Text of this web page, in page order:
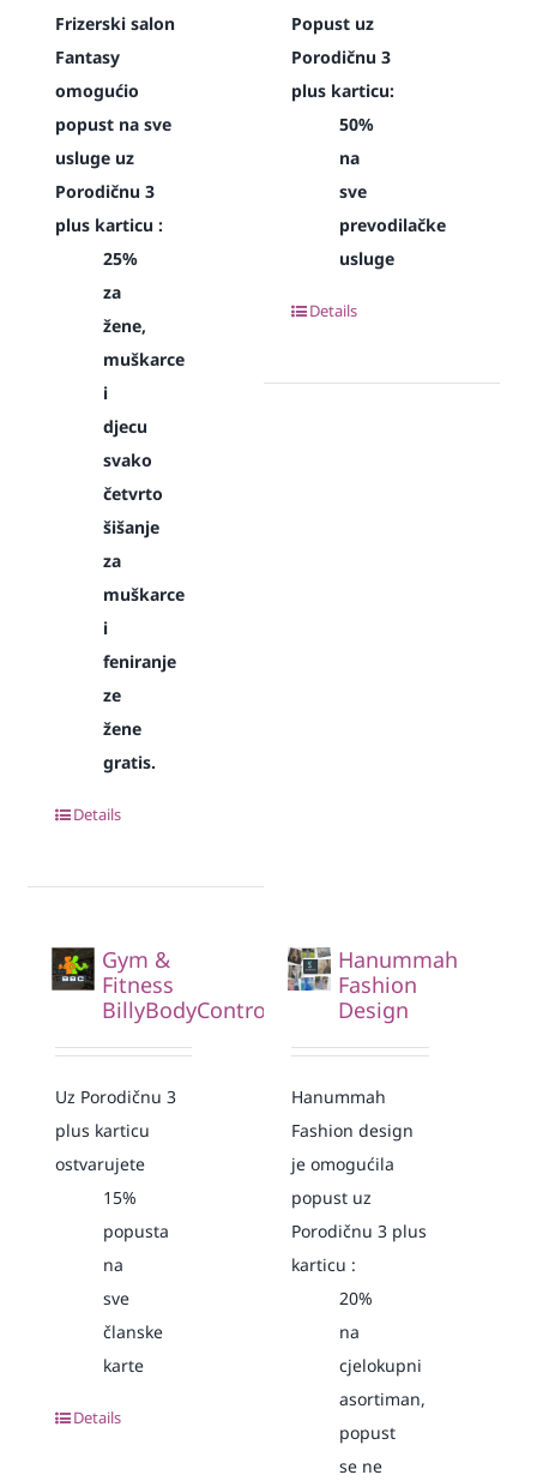
Frizerski salon
Fantasy
omogućio
popust na sve
usluge uz
Porodičnu 3
plus karticu :
25%
za
žene,
muškarce
i
djecu
svako
četvrto
šišanje
za
muškarce
i
feniranje
ze
žene
gratis.
Details
Popust uz
Porodičnu 3
plus karticu:
50%
na
sve
prevodilačke
usluge
Details
Gym &
Fitness
BillyBodyControl
Uz Porodičnu 3
plus karticu
ostvarujete
15%
popusta
na
sve
članske
karte
Details
Hanummah
Fashion
Design
Hanummah
Fashion design
je omogućila
popust uz
Porodičnu 3 plus
karticu :
20%
na
cjelokupni
asortiman,
popust
se ne